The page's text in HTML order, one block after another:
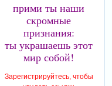
прими ты наши
скромные
признания:
ты украшаешь этот
мир собой!
Зарегистрируйтесь, чтобы